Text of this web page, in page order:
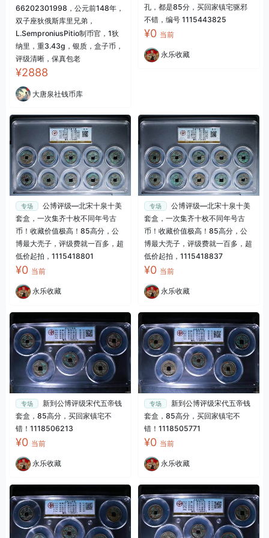
66202301998，公元前148年，
双子座狄俄斯库里兄弟，
L.SemproniusPitio制币官，1狄
纳里，重3.43g，银质，盒子币，
评级清晰，保真包老
¥2888
大唐泉社钱币库
孔，都是85分，买回家镇宅驱邪
不错，编号 1115443825
¥0 当前
永乐收藏
专场
公博评级—北宋十泉十美
套盒，一次集齐十枚不同年号古
币！收藏价值极高！85高分，公
博最大壳子，评级费就一百多，超
低价起拍，1115418801
¥0 当前
永乐收藏
专场
公博评级—北宋十泉十美
套盒，一次集齐十枚不同年号古
币！收藏价值极高！85高分，公
博最大壳子，评级费就一百多，超
低价起拍，1115418837
¥0 当前
永乐收藏
专场
新到公博评级宋代五帝钱
套盒，85高分，买回家镇宅不
错！1118506213
¥0 当前
永乐收藏
专场
新到公博评级宋代五帝钱
套盒，85高分，买回家镇宅不
错！1118505771
¥0 当前
永乐收藏